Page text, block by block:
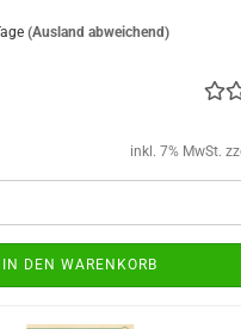
(Ausland abweichend)
inkl. 7% MwSt.
IN DEN WARENKORB